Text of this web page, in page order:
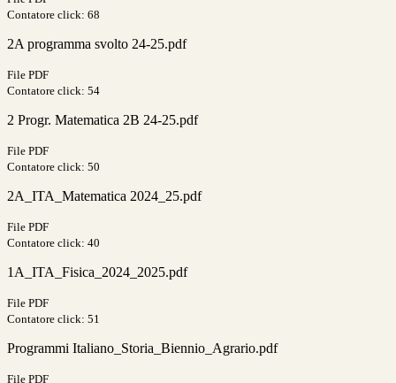
Contatore click: 68
2A programma svolto 24-25.pdf
File PDF
Contatore click: 54
2 Progr. Matematica 2B 24-25.pdf
File PDF
Contatore click: 50
2A_ITA_Matematica 2024_25.pdf
File PDF
Contatore click: 40
1A_ITA_Fisica_2024_2025.pdf
File PDF
Contatore click: 51
Programmi Italiano_Storia_Biennio_Agrario.pdf
File PDF